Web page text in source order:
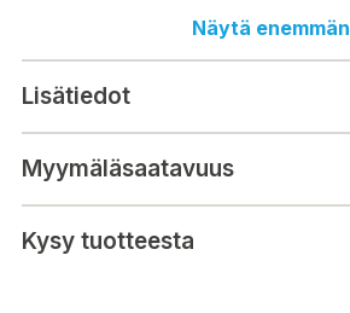
Näytä enemmän
Lisätiedot
Myymäläsaatavuus
Kysy tuotteesta